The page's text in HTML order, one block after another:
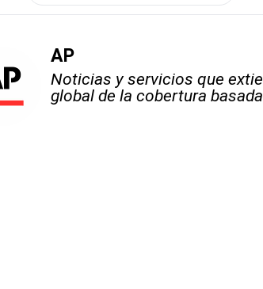
AP
Noticias y servicios que
global de la cobertura